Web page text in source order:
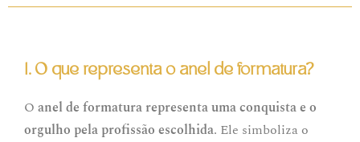
1. O que representa o anel de formatura?
O anel de formatura representa uma conquista e o
orgulho pela profissão escolhida. Ele simboliza o